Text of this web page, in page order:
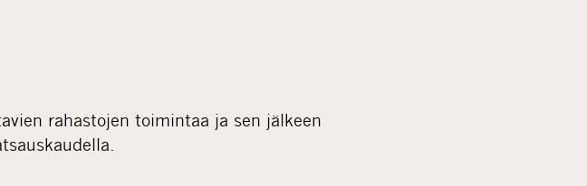
rahastojen toimintaa ja sen jälkeen